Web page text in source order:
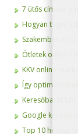
7 ütős címsor
Hogyan tegye
Szakember írja a
Ötletek online
KKV online
Így
Keresőbarát
Google
Top 10 honlap